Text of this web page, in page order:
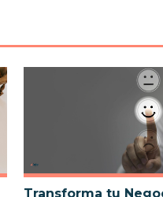
Transforma tu